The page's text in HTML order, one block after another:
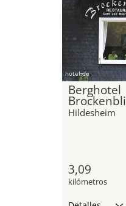
hotel.de
Berghotel
Hildesheim
3,09
kilómetros